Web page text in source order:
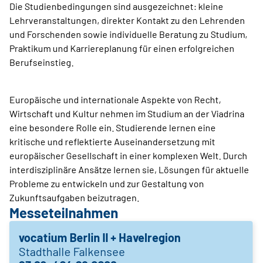
Die Studienbedingungen sind ausgezeichnet: kleine
Lehrveranstaltungen, direkter Kontakt zu den Lehrenden
und Forschenden sowie individuelle Beratung zu Studium,
Praktikum und Karriereplanung für einen erfolgreichen
Berufseinstieg.
Europäische und internationale Aspekte von Recht,
Wirtschaft und Kultur nehmen im Studium an der Viadrina
eine besondere Rolle ein. Studierende lernen eine
kritische und reflektierte Auseinandersetzung mit
europäischer Gesellschaft in einer komplexen Welt. Durch
interdisziplinäre Ansätze lernen sie, Lösungen für aktuelle
Probleme zu entwickeln und zur Gestaltung von
Zukunftsaufgaben beizutragen.
Messeteilnahmen
vocatium Berlin II + Havelregion
Stadthalle Falkensee